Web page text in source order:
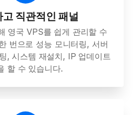
고 직관적인 패널
영국 VPS를 쉽게 관리할 수
번으로 성능 모니터링, 서버
, 시스템 재설치, IP 업데이트
할 수 있습니다.